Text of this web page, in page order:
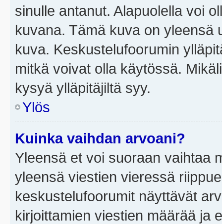
sinulle antanut. Alapuolella voi
kuvana. Tämä kuva on yleensä
kuva. Keskustelufoorumin
mitkä voivat olla käytössä.
kysyä ylläpitäjiltä syy.
Ylös
Kuinka vaihdan arvoani?
Yleensä et voi suoraan vaihtaa
yleensä viestien vieressä
keskustelufoorumit näyttävät
kirjoittamien viestien määrää ja